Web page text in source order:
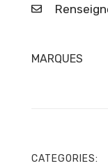
MARQUES
CATEGORIES: